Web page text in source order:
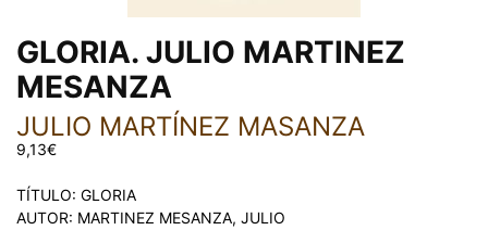
GLORIA. JULIO MARTINEZ
MESANZA
JULIO MARTÍNEZ MASANZA
9,13€
TÍTULO: GLORIA
AUTOR: MARTINEZ MESANZA, JULIO